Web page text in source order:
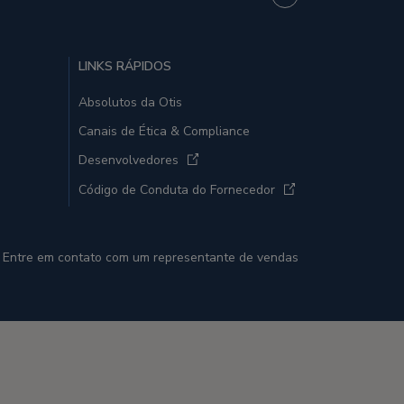
LINKS RÁPIDOS
Absolutos da Otis
Canais de Ética & Compliance
Desenvolvedores
Código de Conduta do Fornecedor
Entre em contato com um representante de vendas